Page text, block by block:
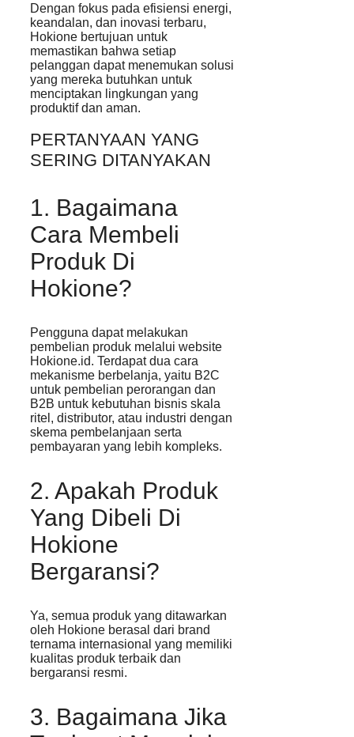
Dengan fokus pada efisiensi energi,
keandalan, dan inovasi terbaru,
Hokione bertujuan untuk
memastikan bahwa setiap
pelanggan dapat menemukan solusi
yang mereka butuhkan untuk
menciptakan lingkungan yang
produktif dan aman.
PERTANYAAN YANG
SERING DITANYAKAN
1. Bagaimana
Cara Membeli
Produk Di
Hokione?
Pengguna dapat melakukan
pembelian produk melalui website
Hokione.id. Terdapat dua cara
mekanisme berbelanja, yaitu B2C
untuk pembelian perorangan dan
B2B untuk kebutuhan bisnis skala
ritel, distributor, atau industri dengan
skema pembelanjaan serta
pembayaran yang lebih kompleks.
2. Apakah Produk
Yang Dibeli Di
Hokione
Bergaransi?
Ya, semua produk yang ditawarkan
oleh Hokione berasal dari brand
ternama internasional yang memiliki
kualitas produk terbaik dan
bergaransi resmi.
3. Bagaimana Jika